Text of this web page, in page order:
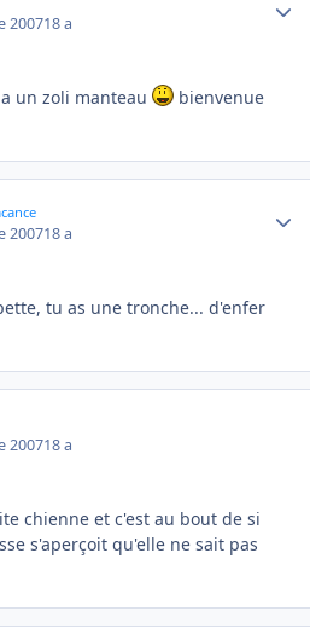
200718 a
un zoli manteau
bienvenue
200718 a
tu as une tronche... d'enfer
200718 a
chienne et c'est au bout de si
s'aperçoit qu'elle ne sait pas